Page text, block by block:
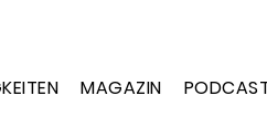
MAGAZIN